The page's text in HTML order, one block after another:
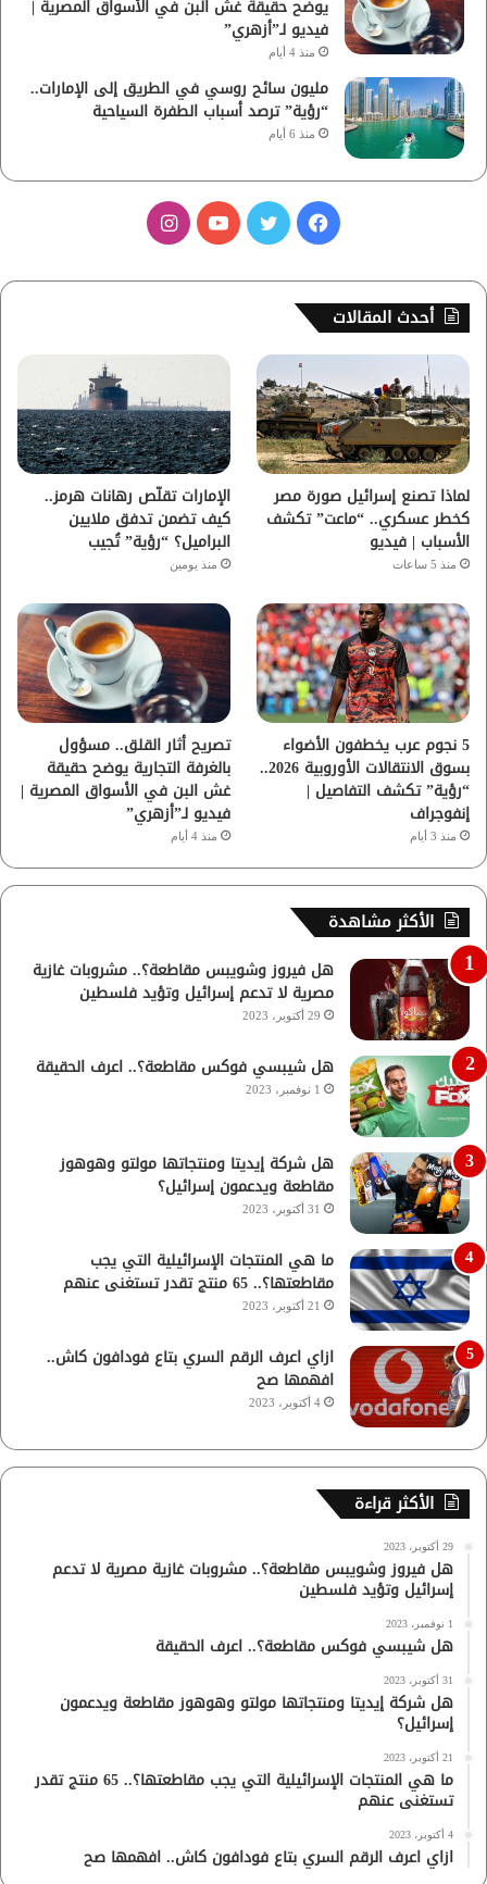
يوضح حقيقة غش البن في الأسواق المصرية |
فيديو لـ”أزهري”
منذ 4 أيام
مليون سائح روسي في الطريق إلى الإمارات..
“رؤية” ترصد أسباب الطفرة السياحية
منذ 6 أيام
س
ب
و
ك
ر
ي
و
ب
ت
ق
ر
ا
م
أحدث المقالات
لماذا تصنع إسرائيل صورة مصر
كخطر عسكري.. “ماعت” تكشف
الأسباب | فيديو
منذ 5 ساعات
الإمارات تقلّص رهانات هرمز..
كيف تضمن تدفق ملايين
البراميل؟ “رؤية” تُجيب
منذ يومين
5 نجوم عرب يخطفون الأضواء
بسوق الانتقالات الأوروبية 2026..
“رؤية” تكشف التفاصيل |
إنفوجراف
منذ 3 أيام
تصريح أثار القلق.. مسؤول
بالغرفة التجارية يوضح حقيقة
غش البن في الأسواق المصرية |
فيديو لـ”أزهري”
منذ 4 أيام
الأكثر مشاهدة
هل فيروز وشويبس مقاطعة؟.. مشروبات غازية
مصرية لا تدعم إسرائيل وتؤيد فلسطين
29 أكتوبر، 2023
هل شيبسي فوكس مقاطعة؟.. اعرف الحقيقة
1 نوفمبر، 2023
هل شركة إيديتا ومنتجاتها مولتو وهوهوز
مقاطعة ويدعمون إسرائيل؟
31 أكتوبر، 2023
ما هي المنتجات الإسرائيلية التي يجب
مقاطعتها؟.. 65 منتج تقدر تستغنى عنهم
21 أكتوبر، 2023
ازاي اعرف الرقم السري بتاع فودافون كاش..
افهمها صح
4 أكتوبر، 2023
الأكثر قراءة
29 أكتوبر، 2023
هل فيروز وشويبس مقاطعة؟.. مشروبات غازية مصرية لا تدعم
إسرائيل وتؤيد فلسطين
1 نوفمبر، 2023
هل شيبسي فوكس مقاطعة؟.. اعرف الحقيقة
31 أكتوبر، 2023
هل شركة إيديتا ومنتجاتها مولتو وهوهوز مقاطعة ويدعمون
إسرائيل؟
21 أكتوبر، 2023
ما هي المنتجات الإسرائيلية التي يجب مقاطعتها؟.. 65 منتج تقدر
تستغنى عنهم
4 أكتوبر، 2023
ازاي اعرف الرقم السري بتاع فودافون كاش.. افهمها صح